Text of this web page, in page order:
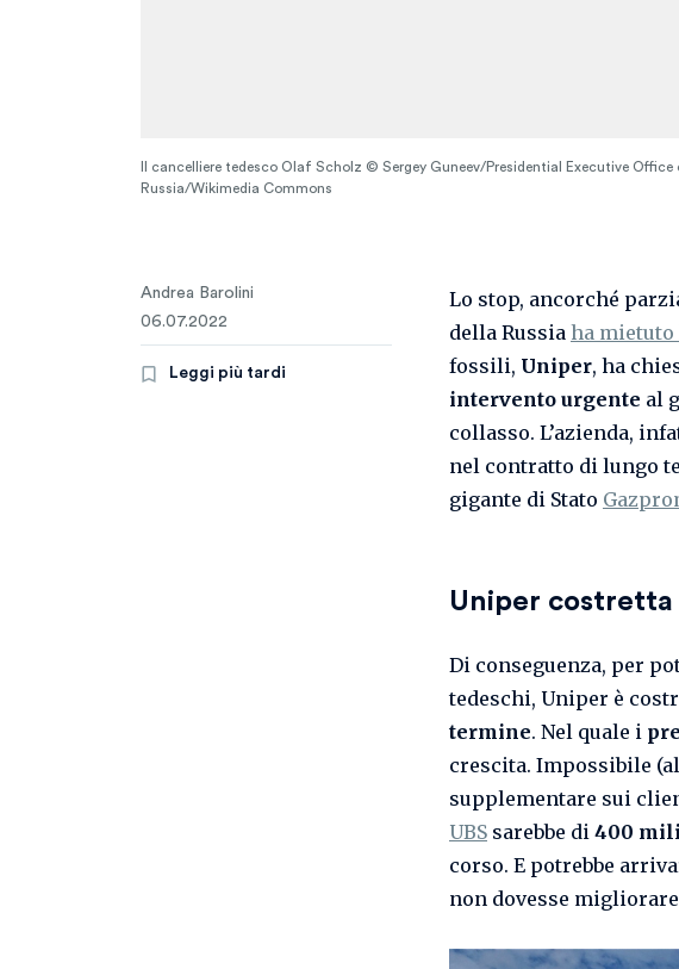
Il cancelliere tedesco Olaf Scholz © Sergey Guneev/Presidential Executive Office
Russia/Wikimedia Commons
Andrea Barolini
06.07.2022
Leggi più tardi
Lo stop, ancorché
della Russia ha
fossili, Uniper, ha
intervento urgente al
collasso. L’azienda,
nel contratto di lungo
gigante di Stato
Uniper costretta
Di conseguenza, per
tedeschi, Uniper è
termine. Nel quale i
crescita. Impossibile
supplementare sui
UBS sarebbe di 400
corso. E potrebbe
non dovesse